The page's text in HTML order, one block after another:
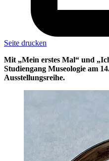
Seite drucken
Mit „Mein erstes Mal“ und
Studiengang Museologie am
Ausstellungsreihe.